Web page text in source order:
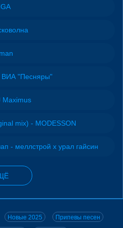
ВИА "Песняры"
Maximus
mix) - MODESSON
- меллстрой х урал гайсин
Новые 2025 Припевы песен